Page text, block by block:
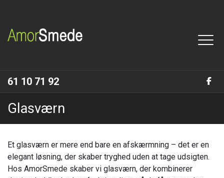
hovedindhold
61 10 71 92
Glasværn
Et glasværn er mere end bare en afskærmning – det er en
elegant løsning, der skaber tryghed uden at tage udsigten.
Hos AmorSmede skaber vi glasværn, der kombinerer